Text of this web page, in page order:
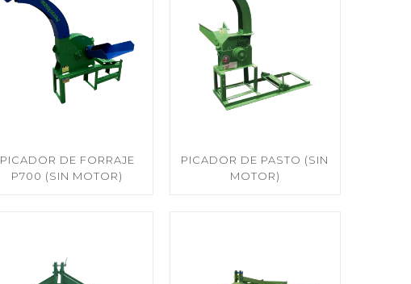
PICADOR DE FORRAJE
P700 (SIN MOTOR)
PICADOR DE PASTO (SIN
MOTOR)